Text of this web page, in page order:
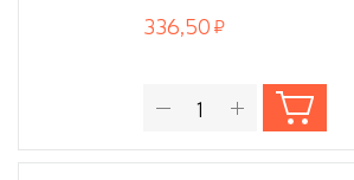
336,50